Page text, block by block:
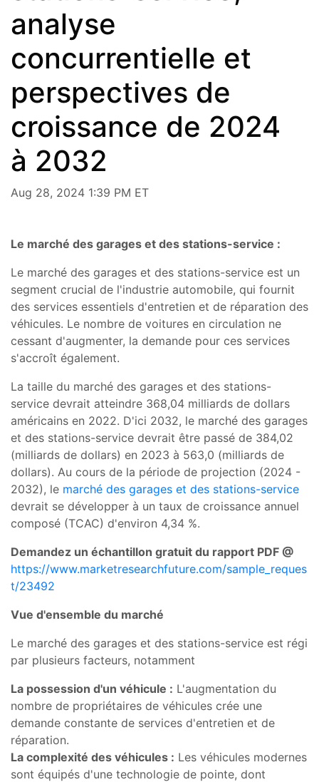
analyse
concurrentielle et
perspectives de
croissance de 2024
à 2032
Aug 28, 2024 1:39 PM ET
Le marché des garages et des stations-service :
Le marché des garages et des stations-service est un
segment crucial de l'industrie automobile, qui fournit
des services essentiels d'entretien et de réparation des
véhicules. Le nombre de voitures en circulation ne
cessant d'augmenter, la demande pour ces services
s'accroît également.
La taille du marché des garages et des stations-
service devrait atteindre 368,04 milliards de dollars
américains en 2022. D'ici 2032, le marché des garages
et des stations-service devrait être passé de 384,02
(milliards de dollars) en 2023 à 563,0 (milliards de
dollars). Au cours de la période de projection (2024 -
2032), le marché des garages et des stations-service
devrait se développer à un taux de croissance annuel
composé (TCAC) d'environ 4,34 %.
Demandez un échantillon gratuit du rapport PDF @
https://www.marketresearchfuture.com/sample_reques
t/23492
Vue d'ensemble du marché
Le marché des garages et des stations-service est régi
par plusieurs facteurs, notamment
La possession d'un véhicule : L'augmentation du
nombre de propriétaires de véhicules crée une
demande constante de services d'entretien et de
réparation.
La complexité des véhicules : Les véhicules modernes
sont équipés d'une technologie de pointe, dont